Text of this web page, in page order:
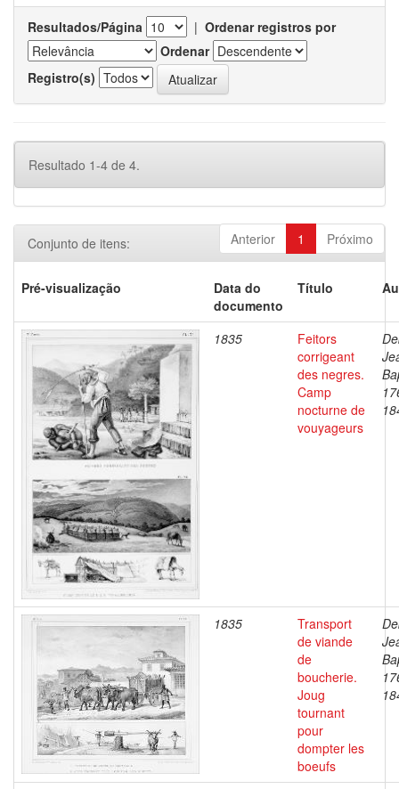
Resultados/Página | Ordenar registros por
Ordenar
Registro(s)
Resultado 1-4 de 4.
Anterior 1 Próximo
Conjunto de itens:
Pré-visualização
Data do
documento
Título
1835
Feitors
corrigeant
des negres.
Camp
nocturne de
vouyageurs
1835
Transport
de viande
de
boucherie.
Joug
tournant
pour
dompter les
boeufs